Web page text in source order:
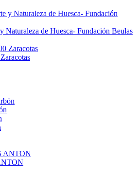
de Huesca- Fundación Beulas